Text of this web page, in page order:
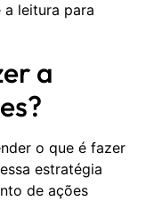
leitura para
a
o que é fazer
estratégia
de ações